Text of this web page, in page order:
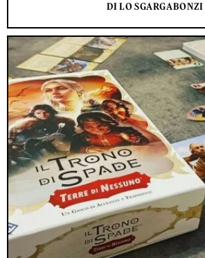
DI LO SGARGABONZI